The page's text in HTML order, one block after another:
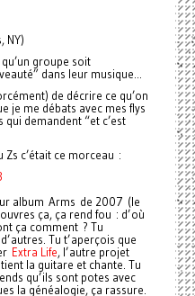
NY)
groupe soit
dans leur musique...
de décrire ce qu’on
je me débats avec mes flys
demandent “et c’est
Zs c’était ce morceau :
album Arms de 2007 (le
ça, ça rend fou : d’où
ça comment ? Tu
Tu t’aperçois que
Extra Life, l’autre projet
la guitare et chante. Tu
qu’ils sont potes avec
la généalogie, ça rassure.